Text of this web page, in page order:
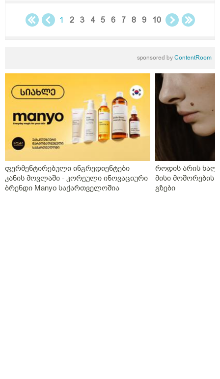
1 2 3 4 5 6 7 8 9 10
sponsored byContentRoom
ფერმენტირებული ინგრედიენტები
კანის მოვლაში - კორეული ინოვაციური
ბრენდი Manyo საქართველოშია
როდის არის
მისი მოშორების
გზები